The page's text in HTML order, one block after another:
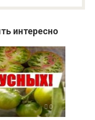
интересно
0